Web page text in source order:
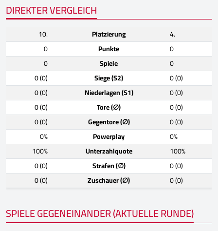
DIREKTER VERGLEICH
10. Platzierung
4.
0
Punkte
0
0
Spiele
0
0 (0)
Siege (S2)
0 (0)
0 (0)
Niederlagen (S1)
0 (0)
0 (0)
Tore (∅)
0 (0)
0 (0)
Gegentore (∅)
0 (0)
0%
Powerplay
0%
100%
Unterzahlquote
100%
0 (0)
Strafen (∅)
0 (0)
0 (0)
Zuschauer (∅) 0 (0)
SPIELE GEGENEINANDER (AKTUELLE RUNDE)